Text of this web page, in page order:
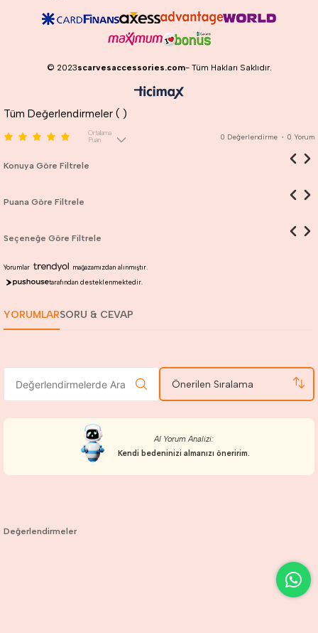
© 2023scarvesaccessories.com- Tüm Hakları Saklıdır.
Tüm Değerlendirmeler ( )
Ortalama
Puan
0 Değerlendirme • 0 Yorum
Konuya Göre Filtrele
Puana Göre Filtrele
Seçeneğe Göre Filtrele
Yorumlar
mağazamızdan alınmıştır.
tarafından desteklenmektedir.
YORUMLARSORU & CEVAP
Önerilen Sıralama
AI Yorum Analizi:
Kendi bedeninizi almanızı öneririm.
Değerlendirmeler